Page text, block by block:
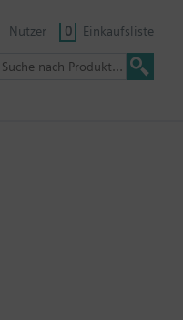
Nutzer 0 Einkaufsliste